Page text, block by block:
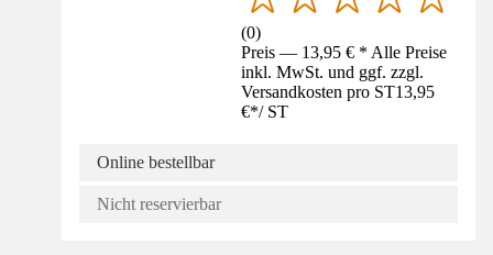
(0)
Preis — 13,95 € * Alle Preise
inkl. MwSt. und ggf. zzgl.
Versandkosten pro ST13,95
€*/ ST
Online bestellbar
Nicht reservierbar